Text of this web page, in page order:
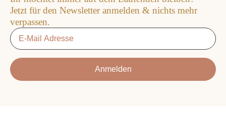
Jetzt für den Newsletter anmelden & nichts mehr
verpassen.
Email
Anmelden